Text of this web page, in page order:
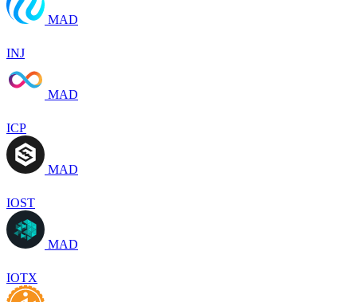
MAD
INJ
MAD
ICP
MAD
IOST
MAD
IOTX